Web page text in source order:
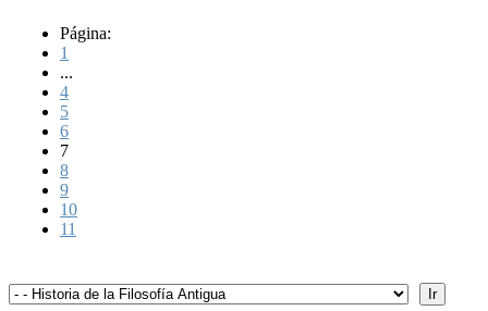
Página:
1
...
4
5
6
7
8
9
10
11